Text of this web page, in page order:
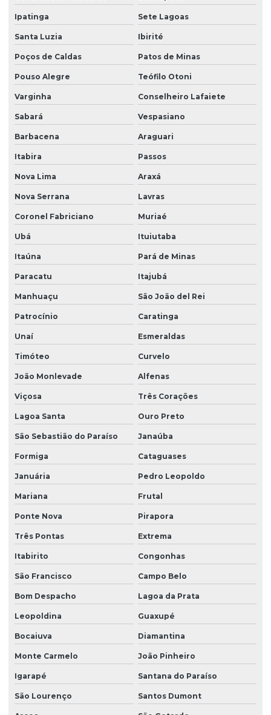
Ipatinga Sete Lagoas
Santa Luzia Ibirité
Poços de Caldas Patos de Minas
Pouso Alegre Teófilo Otoni
Varginha Conselheiro Lafaiete
Sabará Vespasiano
Barbacena Araguari
Itabira Passos
Nova Lima Araxá
Nova Serrana Lavras
Coronel Fabriciano Muriaé
Ubá Ituiutaba
Itaúna Pará de Minas
Paracatu Itajubá
Manhuaçu São João del Rei
Patrocínio Caratinga
Unaí Esmeraldas
Timóteo Curvelo
João Monlevade Alfenas
Viçosa Três Corações
Lagoa Santa Ouro Preto
São Sebastião do Paraíso Janaúba
Formiga Cataguases
Januária Pedro Leopoldo
Mariana Frutal
Ponte Nova Pirapora
Três Pontas Extrema
Itabirito Congonhas
São Francisco Campo Belo
Bom Despacho Lagoa da Prata
Leopoldina Guaxupé
Bocaiuva Diamantina
Monte Carmelo João Pinheiro
Igarapé Santana do Paraíso
São Lourenço Santos Dumont